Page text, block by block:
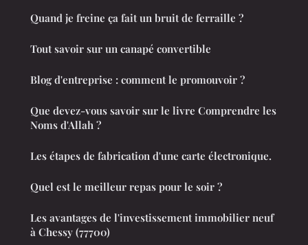
Quand je freine ça fait un bruit de ferraille ?
Tout savoir sur un canapé convertible
Blog d'entreprise : comment le promouvoir ?
Que devez-vous savoir sur le livre Comprendre les
Noms d'Allah ?
Les étapes de fabrication d'une carte électronique.
Quel est le meilleur repas pour le soir ?
Les avantages de l'investissement immobilier neuf
à Chessy (77700)